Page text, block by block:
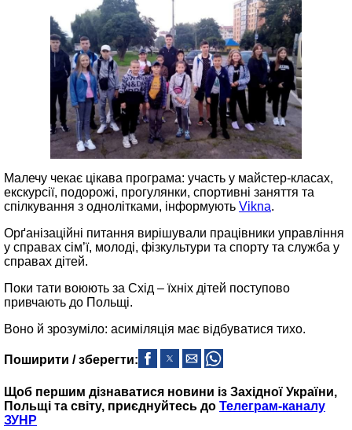
Малечу чекає цікава програма: участь у майстер-класах,
екскурсії, подорожі, прогулянки, спортивні заняття та
спілкування з однолітками, інформують Vikna.
Орґанізаційні питання вирішували працівники управління
у справах сім’ї, молоді, фізкультури та спорту та служба у
справах дітей.
Поки тати воюють за Схід – їхніх дітей поступово
привчають до Польщі.
Воно й зрозуміло: асиміляція має відбуватися тихо.
Поширити / зберегти:
Щоб першим дізнаватися новини із Західної України,
Польщі та світу, приєднуйтесь до Телеграм-каналу
ЗУНР